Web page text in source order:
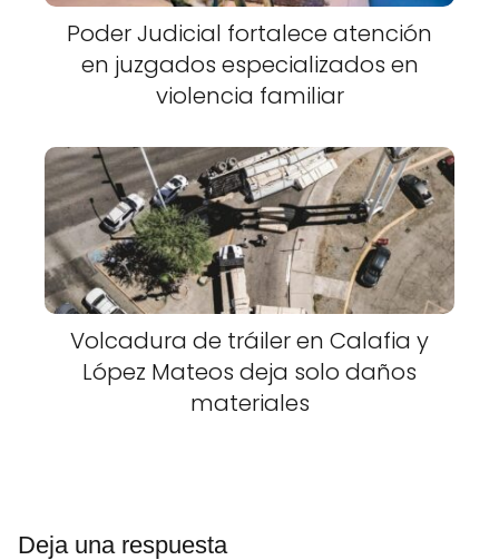
Poder Judicial fortalece atención
en juzgados especializados en
violencia familiar
Volcadura de tráiler en Calafia y
López Mateos deja solo daños
materiales
Deja una respuesta